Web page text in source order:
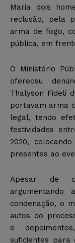
Maria dois
reclusão, pela
arma de fogo,
pública, em
O Ministério
ofereceu
Thalyson Fideli
portavam arma
legal, tendo
festividades
2020,
presentes ao
Apesar de
argumentando
condenação, o
autos do
e
suficientes para